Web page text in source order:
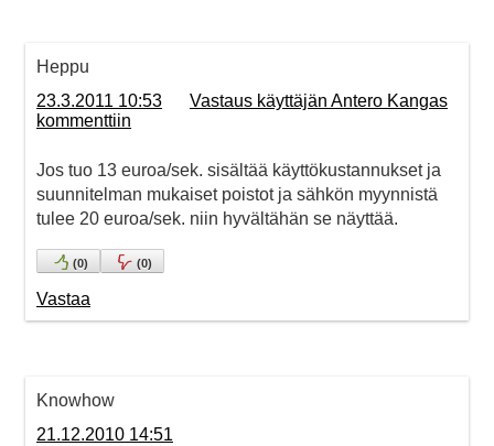
Heppu
23.3.2011 10:53
Vastaus käyttäjän Antero Kangas
kommenttiin
Jos tuo 13 euroa/sek. sisältää käyttökustannukset ja
suunnitelman mukaiset poistot ja sähkön myynnistä
tulee 20 euroa/sek. niin hyvältähän se näyttää.
(0) (0)
Vastaa
Knowhow
21.12.2010 14:51